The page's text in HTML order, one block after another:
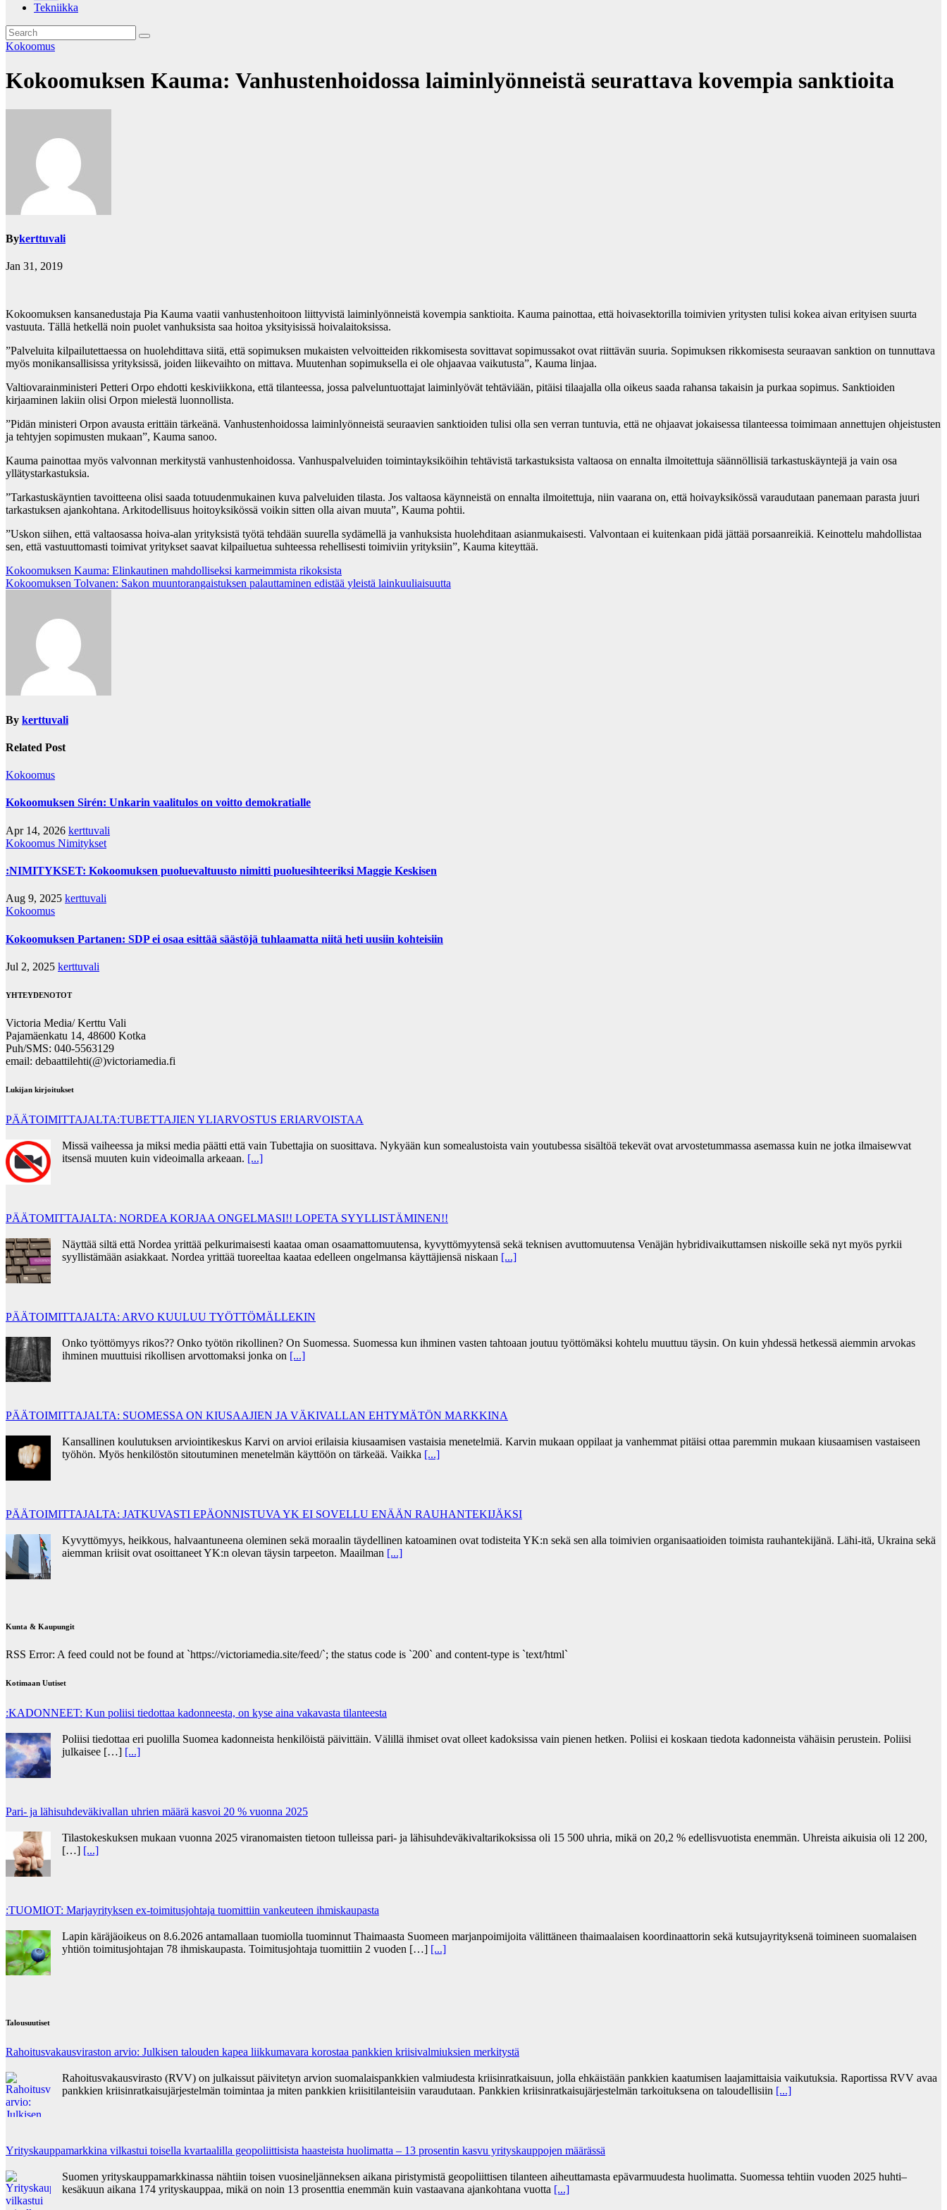
Tekniikka
Kokoomus
Kokoomuksen Kauma: Vanhustenhoidossa laiminlyönneistä seurattava kovempia sanktioita
Bykerttuvali
Jan 31, 2019
Kokoomuksen kansanedustaja Pia Kauma vaatii vanhustenhoitoon liittyvistä laiminlyönneistä kovempia sanktioita. Kauma painottaa, että hoivasektorilla toimivien yritysten tulisi kokea aivan erityisen suurta
vastuuta. Tällä hetkellä noin puolet vanhuksista saa hoitoa yksityisissä hoivalaitoksissa.
”Palveluita kilpailutettaessa on huolehdittava siitä, että sopimuksen mukaisten velvoitteiden rikkomisesta sovittavat sopimussakot ovat riittävän suuria. Sopimuksen rikkomisesta seuraavan sanktion on tunnuttava
myös monikansallisissa yrityksissä, joiden liikevaihto on mittava. Muutenhan sopimuksella ei ole ohjaavaa vaikutusta”, Kauma linjaa.
Valtiovarainministeri Petteri Orpo ehdotti keskiviikkona, että tilanteessa, jossa palveluntuottajat laiminlyövät tehtäviään, pitäisi tilaajalla olla oikeus saada rahansa takaisin ja purkaa sopimus. Sanktioiden
kirjaaminen lakiin olisi Orpon mielestä luonnollista.
”Pidän ministeri Orpon avausta erittäin tärkeänä. Vanhustenhoidossa laiminlyönneistä seuraavien sanktioiden tulisi olla sen verran tuntuvia, että ne ohjaavat jokaisessa tilanteessa toimimaan annettujen ohjeistusten
ja tehtyjen sopimusten mukaan”, Kauma sanoo.
Kauma painottaa myös valvonnan merkitystä vanhustenhoidossa. Vanhuspalveluiden toimintayksiköihin tehtävistä tarkastuksista valtaosa on ennalta ilmoitettuja säännöllisiä tarkastuskäyntejä ja vain osa
yllätystarkastuksia.
”Tarkastuskäyntien tavoitteena olisi saada totuudenmukainen kuva palveluiden tilasta. Jos valtaosa käynneistä on ennalta ilmoitettuja, niin vaarana on, että hoivayksikössä varaudutaan panemaan parasta juuri
tarkastuksen ajankohtana. Arkitodellisuus hoitoyksikössä voikin sitten olla aivan muuta”, Kauma pohtii.
”Uskon siihen, että valtaosassa hoiva-alan yrityksistä työtä tehdään suurella sydämellä ja vanhuksista huolehditaan asianmukaisesti. Valvontaan ei kuitenkaan pidä jättää porsaanreikiä. Keinottelu mahdollistaa
sen, että vastuuttomasti toimivat yritykset saavat kilpailuetua suhteessa rehellisesti toimiviin yrityksiin”, Kauma kiteyttää.
Post
navigation
Kokoomuksen Kauma: Elinkautinen mahdolliseksi karmeimmista rikoksista
Kokoomuksen Tolvanen: Sakon muuntorangaistuksen palauttaminen edistää yleistä lainkuuliaisuutta
By kerttuvali
Related Post
Kokoomus
Kokoomuksen Sirén: Unkarin vaalitulos on voitto demokratialle
Apr 14, 2026 kerttuvali
Kokoomus Nimitykset
:NIMITYKSET: Kokoomuksen puoluevaltuusto nimitti puoluesihteeriksi Maggie Keskisen
Aug 9, 2025 kerttuvali
Kokoomus
Kokoomuksen Partanen: SDP ei osaa esittää säästöjä tuhlaamatta niitä heti uusiin kohteisiin
Jul 2, 2025 kerttuvali
YHTEYDENOTOT
Victoria Media/ Kerttu Vali
Pajamäenkatu 14, 48600 Kotka
Puh/SMS: 040-5563129
email: debaattilehti(@)victoriamedia.fi
Lukijan kirjoitukset
PÄÄTOIMITTAJALTA:TUBETTAJIEN YLIARVOSTUS ERIARVOISTAA
Missä vaiheessa ja miksi media päätti että vain Tubettajia on suosittava. Nykyään kun somealustoista vain youtubessa sisältöä tekevät ovat arvostetummassa asemassa kuin ne jotka ilmaisewvat
itsensä muuten kuin videoimalla arkeaan. [...]
PÄÄTOMITTAJALTA: NORDEA KORJAA ONGELMASI!! LOPETA SYYLLISTÄMINEN!!
Näyttää siltä että Nordea yrittää pelkurimaisesti kaataa oman osaamattomuutensa, kyvyttömyytensä sekä teknisen avuttomuutensa Venäjän hybridivaikuttamsen niskoille sekä nyt myös pyrkii
syyllistämään asiakkaat. Nordea yrittää tuoreeltaa kaataa edelleen ongelmansa käyttäjiensä niskaan [...]
PÄÄTOIMITTAJALTA: ARVO KUULUU TYÖTTÖMÄLLEKIN
Onko työttömyys rikos?? Onko työtön rikollinen? On Suomessa. Suomessa kun ihminen vasten tahtoaan joutuu työttömäksi kohtelu muuttuu täysin. On kuin yhdessä hetkessä aiemmin arvokas
ihminen muuttuisi rikollisen arvottomaksi jonka on [...]
PÄÄTOIMITTAJALTA: SUOMESSA ON KIUSAAJIEN JA VÄKIVALLAN EHTYMÄTÖN MARKKINA
Kansallinen koulutuksen arviointikeskus Karvi on arvioi erilaisia kiusaamisen vastaisia menetelmiä. Karvin mukaan oppilaat ja vanhemmat pitäisi ottaa paremmin mukaan kiusaamisen vastaiseen
työhön. Myös henkilöstön sitoutuminen menetelmän käyttöön on tärkeää. Vaikka [...]
PÄÄTOIMITTAJALTA: JATKUVASTI EPÄONNISTUVA YK EI SOVELLU ENÄÄN RAUHANTEKIJÄKSI
Kyvyttömyys, heikkous, halvaantuneena oleminen sekä moraalin täydellinen katoaminen ovat todisteita YK:n sekä sen alla toimivien organisaatioiden toimista rauhantekijänä. Lähi-itä, Ukraina sekä
aiemman kriisit ovat osoittaneet YK:n olevan täysin tarpeeton. Maailman [...]
Kunta & Kaupungit
RSS Error: A feed could not be found at `https://victoriamedia.site/feed/`; the status code is `200` and content-type is `text/html`
Kotimaan Uutiset
:KADONNEET: Kun poliisi tiedottaa kadonneesta, on kyse aina vakavasta tilanteesta
Poliisi tiedottaa eri puolilla Suomea kadonneista henkilöistä päivittäin. Välillä ihmiset ovat olleet kadoksissa vain pienen hetken. Poliisi ei koskaan tiedota kadonneista vähäisin perustein. Poliisi
julkaisee […] [...]
Pari- ja lähisuhdeväkivallan uhrien määrä kasvoi 20 % vuonna 2025
Tilastokeskuksen mukaan vuonna 2025 viranomaisten tietoon tulleissa pari- ja lähisuhdeväkivaltarikoksissa oli 15 500 uhria, mikä on 20,2 % edellisvuotista enemmän. Uhreista aikuisia oli 12 200,
[…] [...]
:TUOMIOT: Marjayrityksen ex-toimitusjohtaja tuomittiin vankeuteen ihmiskaupasta
Lapin käräjäoikeus on 8.6.2026 antamallaan tuomiolla tuominnut Thaimaasta Suomeen marjanpoimijoita välittäneen thaimaalaisen koordinaattorin sekä kutsujayrityksenä toimineen suomalaisen
yhtiön toimitusjohtajan 78 ihmiskaupasta. Toimitusjohtaja tuomittiin 2 vuoden […] [...]
Talousuutiset
Rahoitusvakausviraston arvio: Julkisen talouden kapea liikkumavara korostaa pankkien kriisivalmiuksien merkitystä
Rahoitusvakausvirasto (RVV) on julkaissut päivitetyn arvion suomalaispankkien valmiudesta kriisinratkaisuun, jolla ehkäistään pankkien kaatumisen laajamittaisia vaikutuksia. Raportissa RVV avaa
pankkien kriisinratkaisujärjestelmän toimintaa ja miten pankkien kriisitilanteisiin varaudutaan. Pankkien kriisinratkaisujärjestelmän tarkoituksena on taloudellisiin [...]
Yrityskauppamarkkina vilkastui toisella kvartaalilla geopoliittisista haasteista huolimatta – 13 prosentin kasvu yrityskauppojen määrässä
Suomen yrityskauppamarkkinassa nähtiin toisen vuosineljänneksen aikana piristymistä geopoliittisen tilanteen aiheuttamasta epävarmuudesta huolimatta. Suomessa tehtiin vuoden 2025 huhti–
kesäkuun aikana 174 yrityskauppaa, mikä on noin 13 prosenttia enemmän kuin vastaavana ajankohtana vuotta [...]